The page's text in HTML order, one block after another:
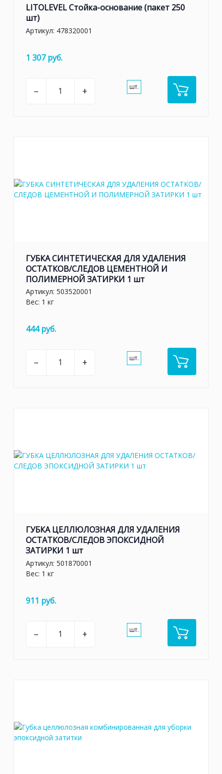
LITOLEVEL Стойка-основание (пакет 250
шт)
Артикул: 478320001
1 307 руб.
– + шт.
ГУБКА СИНТЕТИЧЕСКАЯ ДЛЯ УДАЛЕНИЯ
ОСТАТКОВ/СЛЕДОВ ЦЕМЕНТНОЙ И
ПОЛИМЕРНОЙ ЗАТИРКИ 1 шт
Артикул: 503520001
Вес: 1 кг
444 руб.
– + шт.
ГУБКА ЦЕЛЛЮЛОЗНАЯ ДЛЯ УДАЛЕНИЯ
ОСТАТКОВ/СЛЕДОВ ЭПОКСИДНОЙ
ЗАТИРКИ 1 шт
Артикул: 501870001
Вес: 1 кг
911 руб.
– + шт.